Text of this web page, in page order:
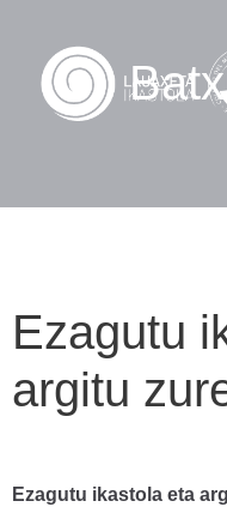
Ezagutu
argitu
Ezagutu ikastola eta